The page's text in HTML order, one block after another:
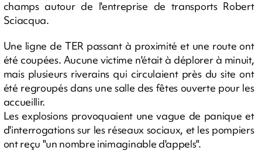
champs autour de l'entreprise de transports Robert
Sciacqua.
Une ligne de TER passant à proximité et une route ont
été coupées. Aucune victime n'était à déplorer à minuit,
mais plusieurs riverains qui circulaient près du site ont
été regroupés dans une salle des fêtes ouverte pour les
accueillir.
Les explosions provoquaient une vague de panique et
d'interrogations sur les réseaux sociaux, et les pompiers
ont reçu "un nombre inimaginable d'appels".